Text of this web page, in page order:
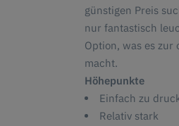
günstigen Preis
nur fantastisch
Option, was es
macht.
Höhepunkte
Einfach zu
Relativ stark